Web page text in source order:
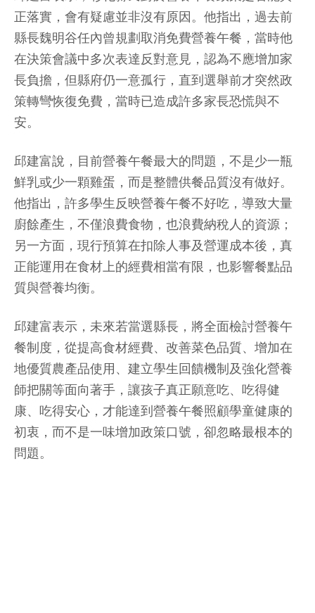
正落實，會有疑慮並非沒有原因。他指出，過去前
縣長魏明谷任內曾規劃取消免費營養午餐，當時他
在決策會議中多次表達反對意見，認為不應增加家
長負擔，但縣府仍一意孤行，直到選舉前才突然政
策轉彎恢復免費，當時已造成許多家長恐慌與不
安。
邱建富說，目前營養午餐最大的問題，不是少一瓶
鮮乳或少一顆雞蛋，而是整體供餐品質沒有做好。
他指出，許多學生反映營養午餐不好吃，導致大量
廚餘產生，不僅浪費食物，也浪費納稅人的資源；
另一方面，現行預算在扣除人事及營運成本後，真
正能運用在食材上的經費相當有限，也影響餐點品
質與營養均衡。
邱建富表示，未來若當選縣長，將全面檢討營養午
餐制度，從提高食材經費、改善菜色品質、增加在
地優質農產品使用、建立學生回饋機制及強化營養
師把關等面向著手，讓孩子真正願意吃、吃得健
康、吃得安心，才能達到營養午餐照顧學童健康的
初衷，而不是一味增加政策口號，卻忽略最根本的
問題。